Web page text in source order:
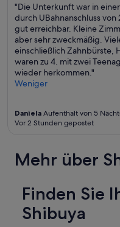
"Die Unterkunft war in
durch UBahnanschluss von
gut erreichbar. Kleine
aber sehr zweckmäßig.
einschließlich Zahnbürste,
waren zu 4. mit zwei
wieder herkommen."
Weniger
Daniela Aufenthalt von 5
Vor 2 Stunden gepostet
Mehr über
Finden Sie
Shibuya